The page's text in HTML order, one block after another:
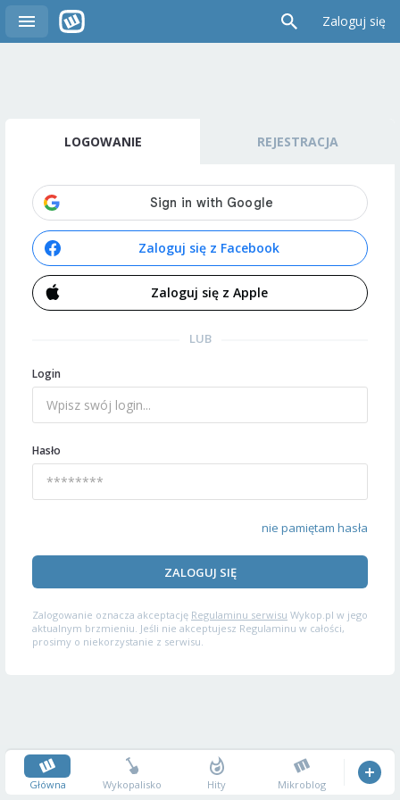
Zaloguj się
LOGOWANIE REJESTRACJA
Zaloguj się z Facebook
Zaloguj się z Apple
LUB
Login
Hasło
nie pamiętam hasła
ZALOGUJ SIĘ
Zalogowanie oznacza akceptację Regulaminu serwisu Wykop.pl w jego
aktualnym brzmieniu. Jeśli nie akceptujesz Regulaminu w całości,
prosimy o niekorzystanie z serwisu.
Główna Wykopalisko Hity Mikroblog